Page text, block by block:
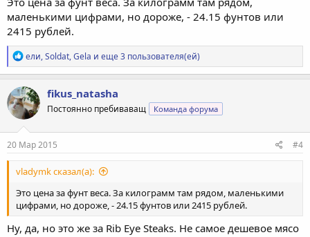
маленькими цифрами, но дороже, - 24.15 фунтов или
2415 рублей.
Р
е
а
к
ц
и
и
:
ели,Soldat,Gela и еще 3 пользователя(ей)
fikus_natasha
Постоянно пребиваващ Команда форума
20 Мар 2015 #4
vladymk сказал(а):
Это цена за фунт веса. За килограмм там рядом, маленькими
цифрами, но дороже, - 24.15 фунтов или 2415 рублей.
Ну, да, но это же за Rib Eye Steaks. Не самое дешевое мясо